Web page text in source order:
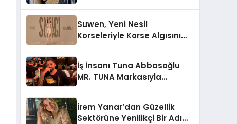
Suwen, Yeni Nesil
Korseleriyle Korse Algısını
İş İnsanı Tuna Abbasoğlu
MR. TUNA Markasıyla
İrem Yanar’dan Güzellik
Sektörüne Yenilikçi Bir Adım: